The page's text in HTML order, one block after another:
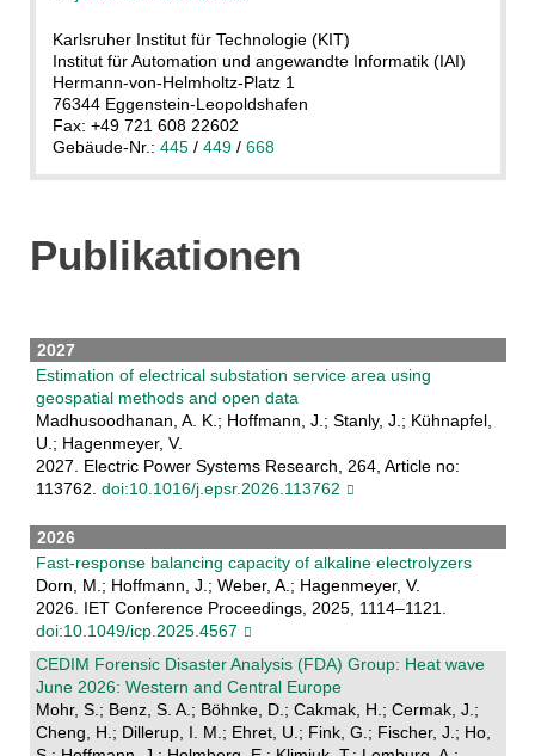
Karlsruher Institut für Technologie (KIT)
Institut für Automation und angewandte Informatik (IAI)
Hermann-von-Helmholtz-Platz 1
76344 Eggenstein-Leopoldshafen
Fax: +49 721 608 22602
Gebäude-Nr.: 445/ 449/ 668
Publikationen
2027
Estimation of electrical substation service area using
geospatial methods and open data
Madhusoodhanan, A. K.; Hoffmann, J.; Stanly, J.; Kühnapfel,
U.; Hagenmeyer, V.
2027. Electric Power Systems Research, 264, Article no:
113762. doi:10.1016/j.epsr.2026.113762
2026
Fast-response balancing capacity of alkaline electrolyzers
Dorn, M.; Hoffmann, J.; Weber, A.; Hagenmeyer, V.
2026. IET Conference Proceedings, 2025, 1114–1121.
doi:10.1049/icp.2025.4567
CEDIM Forensic Disaster Analysis (FDA) Group: Heat wave
June 2026: Western and Central Europe
Mohr, S.; Benz, S. A.; Böhnke, D.; Cakmak, H.; Cermak, J.;
Cheng, H.; Dillerup, I. M.; Ehret, U.; Fink, G.; Fischer, J.; Ho,